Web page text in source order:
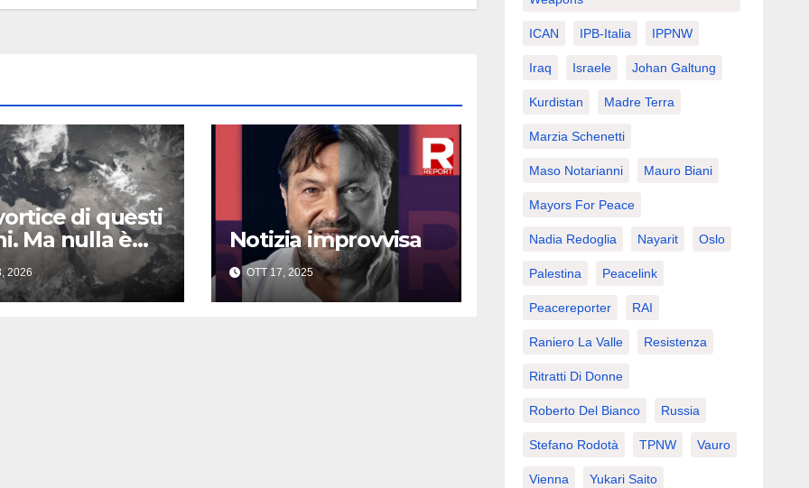
di questi
Ma nulla è
2026
Notizia improvvisa
OTT 17, 2025
ICAN IPB-Italia IPPNW
Iraq Israele Johan Galtung
Kurdistan Madre Terra
Marzia Schenetti
Maso Notarianni Mauro Biani
Mayors For Peace
Nadia Redoglia Nayarit Oslo
Palestina Peacelink
Peacereporter RAI
Raniero La Valle Resistenza
Ritratti Di Donne
Roberto Del Bianco Russia
Stefano Rodotà TPNW Vauro
Vienna Yukari Saito